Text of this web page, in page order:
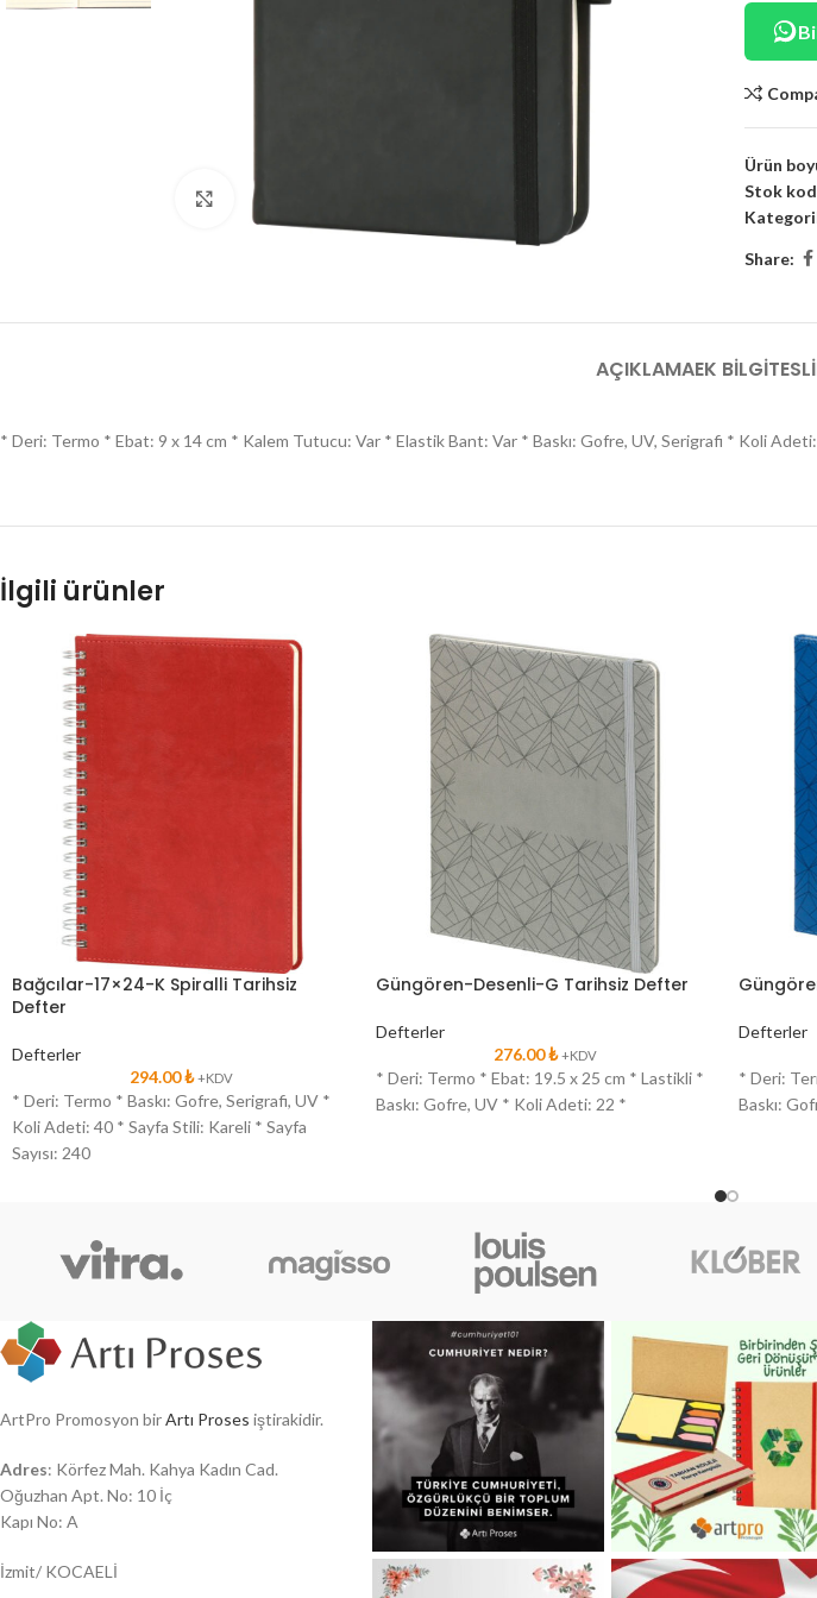
Click to enlarge
Ürün
Stok
Share:
AÇIKLAMAEK BILGI
* Deri: Termo * Ebat: 9 x 14 cm * Kalem Tutucu: Var * Elastik Bant: Var * Baskı: Gofre, UV, Serigrafi * Koli
İlgili ürünler
Bağcılar-17×24-K Spiralli Tarihsiz
Defter
Defterler
294.00₺ +KDV
* Deri: Termo * Baskı: Gofre, Serigrafi, UV *
Koli Adeti: 40 * Sayfa Stili: Kareli * Sayfa
Sayısı: 240
Güngören-Desenli-G Tarihsiz Defter
Defterler
276.00₺ +KDV
* Deri: Termo * Ebat: 19.5 x 25 cm * Lastikli *
Baskı: Gofre, UV * Koli Adeti: 22 *
Defterler
* Deri:
Baskı:
ArtPro Promosyon birArtı Proses iştirakidir.
Adres: Körfez Mah. Kahya Kadın Cad.
Oğuzhan Apt. No: 10 İç
Kapı No: A
İzmit/ KOCAELİ